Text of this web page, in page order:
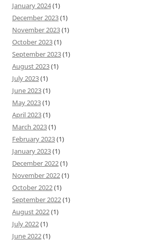
January 2024(1)
December 2023(1)
November 2023(1)
October 2023(1)
September 2023(1)
August 2023(1)
July 2023(1)
June 2023(1)
May 2023(1)
April 2023(1)
March 2023(1)
February 2023(1)
January 2023(1)
December 2022(1)
November 2022(1)
October 2022(1)
September 2022(1)
August 2022(1)
July 2022(1)
June 2022(1)